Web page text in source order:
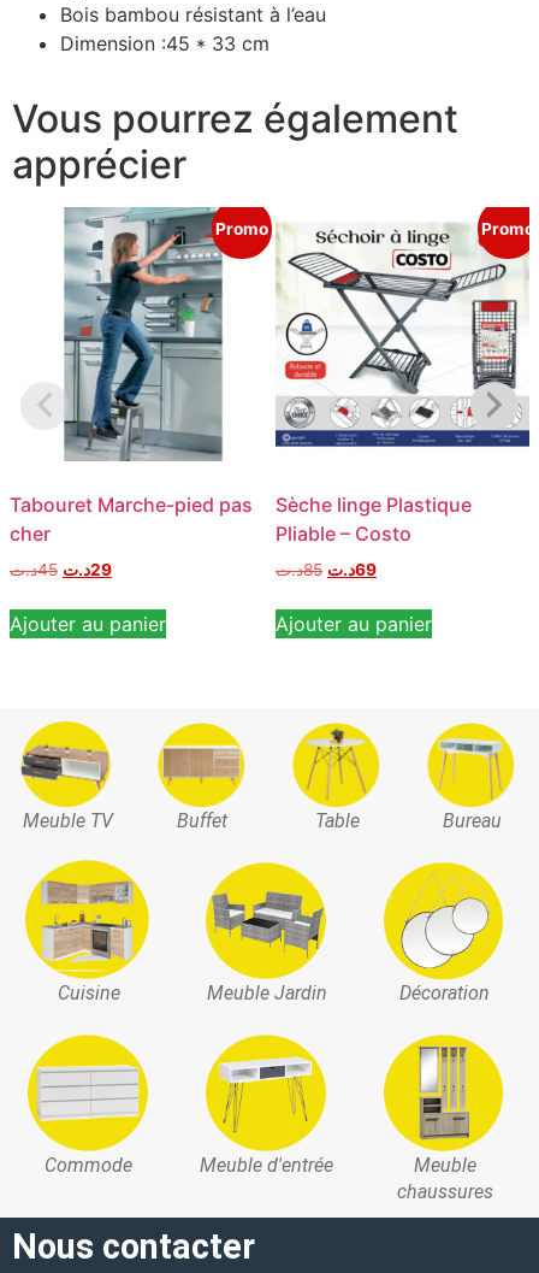
Bois bambou résistant à l’eau
Dimension :45 * 33 cm
Vous pourrez également
apprécier
Promo
Tabouret Marche-pied pas
cher
45د.ت 29د.ت
Ajouter au panier
Promo
Sèche linge Plastique
Pliable – Costo
85د.ت 69د.ت
Ajouter au panier
Meuble TV Buffet Table Bureau
Cuisine Meuble Jardin Décoration
Commode Meuble d'entrée
Meuble
chaussures
Nous contacter